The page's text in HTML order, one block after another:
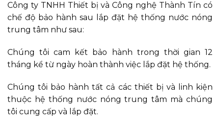
Công ty TNHH Thiết bị và Công nghệ Thành Tín có
chế độ bảo hành sau lắp đặt hệ thống nước nóng
trung tâm như sau:
Chúng tôi cam kết bảo hành trong thời gian 12
tháng kể từ ngày hoàn thành việc lắp đặt hệ thống.
Chúng tôi bảo hành tất cả các thiết bị và linh kiện
thuộc hệ thống nước nóng trung tâm mà chúng
tôi cung cấp và lắp đặt.